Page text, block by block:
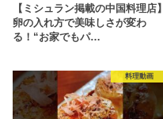
【ミシュラン掲載の中国料理店】
卵の入れ方で美味しさが変わ
る！“お家でもパ…
料理動画